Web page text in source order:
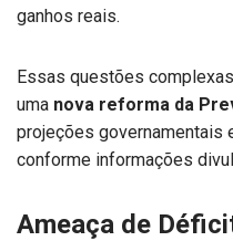
ganhos reais.
Essas questões
uma nova reforma da
projeções governamentais
conforme informações
Ameaça de